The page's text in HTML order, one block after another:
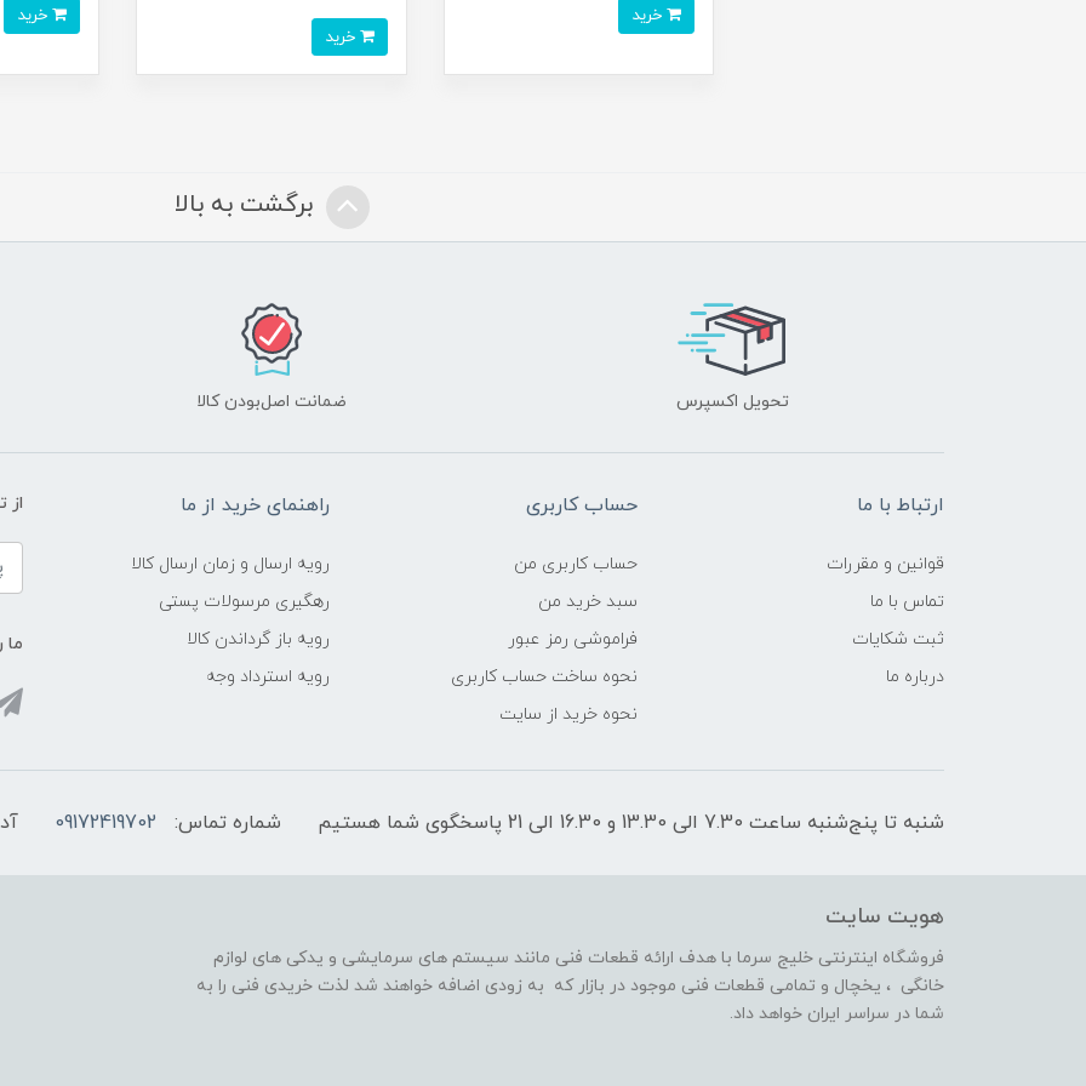
خرید
خرید
برگشت به بالا
تحویل اکسپرس ضمانت اصل‌بودن کالا
ارتباط با ما
قوانین و مقررات
تماس با ما
ثبت شکایات
درباره ما
حساب کاربری
حساب کاربری من
سبد خرید من
فراموشی رمز عبور
نحوه ساخت حساب کاربری
نحوه خرید از سایت
راهنمای خرید از ما
رویه ارسال و زمان ارسال کالا
رهگیری مرسولات پستی
رویه باز گرداندن کالا
رویه استرداد وجه
از
ما
شنبه تا پنج‌شنبه ساعت 7.30 الی 13.30 و 16.30 الی 21 پاسخگوی شما هستیم شماره تماس: 09172419702
هویت سایت
فروشگاه اینترنتی خلیج سرما با هدف ارائه قطعات فنی مانند سیستم های سرمایشی و یدکی های لوازم
خانگی ، یخچال و تمامی قطعات فنی موجود در بازار که به زودی اضافه خواهند شد لذت خریدی فنی را به
شما در سراسر ایران خواهد داد.